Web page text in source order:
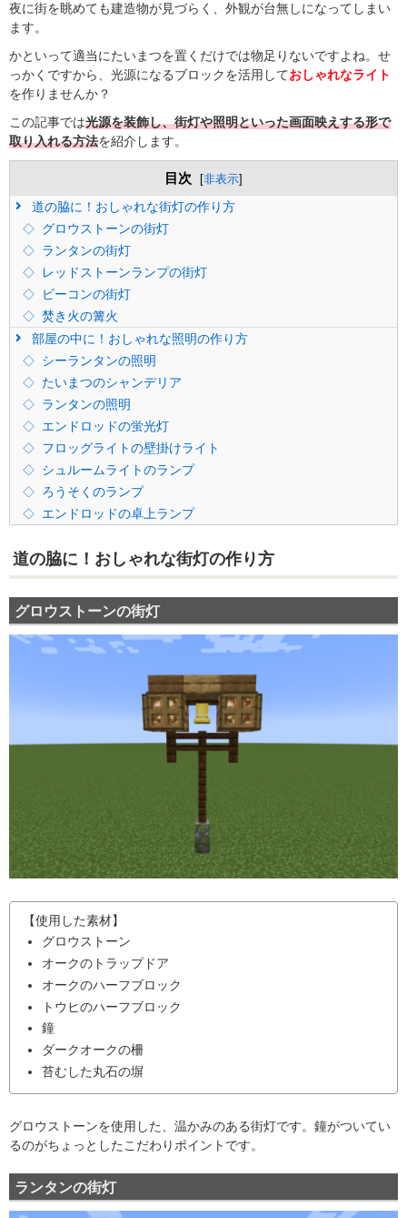
夜に街を眺めても建造物が見づらく、外観が台無しになってしまい
ます。
かといって適当にたいまつを置くだけでは物足りないですよね。せ
っかくですから、光源になるブロックを活用しておしゃれなライト
を作りませんか？
この記事では光源を装飾し、街灯や照明といった画面映えする形で
取り入れる方法を紹介します。
目次 [非表示]
道の脇に！おしゃれな街灯の作り方
グロウストーンの街灯
ランタンの街灯
レッドストーンランプの街灯
ビーコンの街灯
焚き火の篝火
部屋の中に！おしゃれな照明の作り方
シーランタンの照明
たいまつのシャンデリア
ランタンの照明
エンドロッドの蛍光灯
フロッグライトの壁掛けライト
シュルームライトのランプ
ろうそくのランプ
エンドロッドの卓上ランプ
道の脇に！おしゃれな街灯の作り方
グロウストーンの街灯
【使用した素材】
グロウストーン
オークのトラップドア
オークのハーフブロック
トウヒのハーフブロック
鐘
ダークオークの柵
苔むした丸石の塀
グロウストーンを使用した、温かみのある街灯です。鐘がついてい
るのがちょっとしたこだわりポイントです。
ランタンの街灯